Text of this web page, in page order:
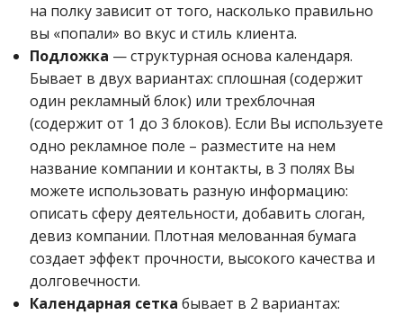
на полку зависит от того, насколько правильно
вы «попали» во вкус и стиль клиента.
Подложка — структурная основа календаря.
Бывает в двух вариантах: сплошная (содержит
один рекламный блок) или трехблочная
(содержит от 1 до 3 блоков). Если Вы используете
одно рекламное поле – разместите на нем
название компании и контакты, в 3 полях Вы
можете использовать разную информацию:
описать сферу деятельности, добавить слоган,
девиз компании. Плотная мелованная бумага
создает эффект прочности, высокого качества и
долговечности.
Календарная сетка бывает в 2 вариантах: